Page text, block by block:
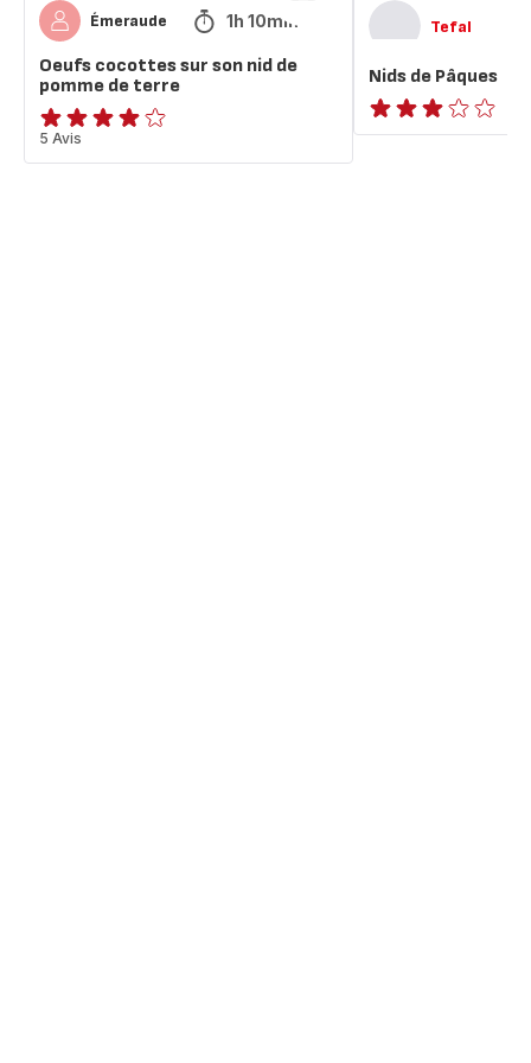
Émeraude 1h 10min
Oeufs cocottes sur son nid de
pomme de terre
Avis
4
5 Avis
Tefal
Nids de Pâques
Avis